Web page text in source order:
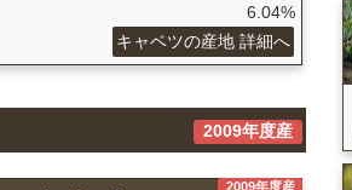
6.04%
キャベツの産地 詳細へ
2009年度産
2009年度産